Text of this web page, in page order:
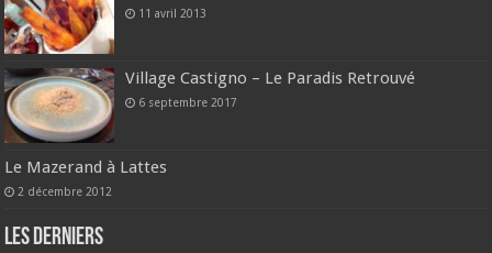
11 avril 2013
Village Castigno – Le Paradis Retrouvé
6 septembre 2017
Le Mazerand à Lattes
2 décembre 2012
Les derniers